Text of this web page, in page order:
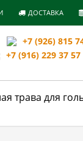
ДОСТАВКА
+7 (926) 815
+7 (916) 229 37 57
трава для